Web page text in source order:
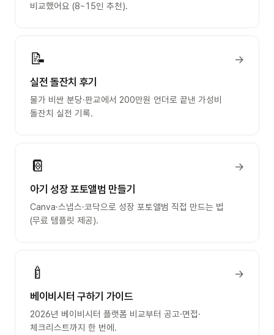
비교했어요 (8~15인 추천).
📝
실전 돌잔치 후기
물가 비싼 분당·판교에서 200만원 언더로 끝낸 가성비
돌잔치 실전 기록.
→
📔
아기 성장 포토앨범 만들기
Canva·스냅스·코닥으로 성장 포토앨범 직접 만드는 법
(무료 템플릿 제공).
→
🍼
베이비시터 구하기 가이드
2026년 베이비시터 플랫폼 비교부터 공고·면접·
체크리스트까지 한 번에.
→